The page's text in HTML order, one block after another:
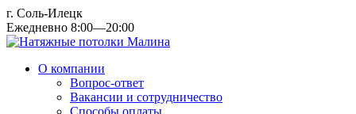
г. Соль-Илецк
Ежедневно 8:00—20:00
О компании
Вопрос-ответ
Вакансии и сотрудничество
Способы оплаты